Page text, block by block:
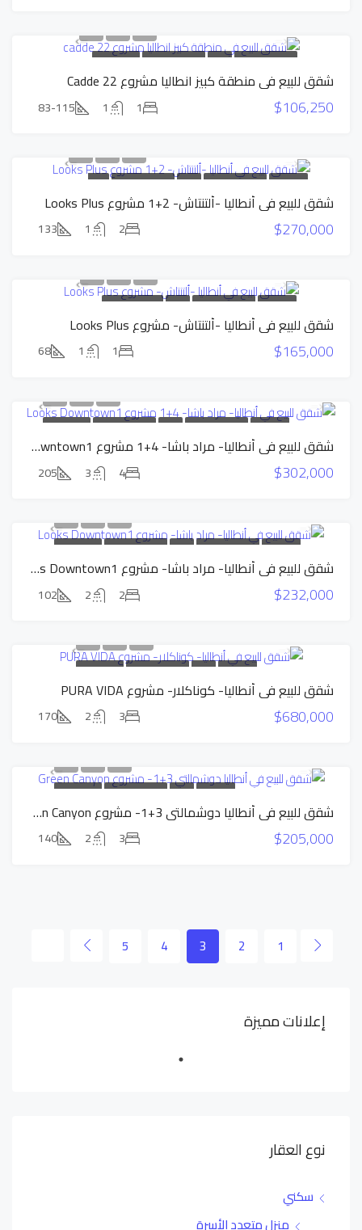
شقق بالتقسيط للبيع شقق بالتقسيط
عرض حصري
عرض قوي
شقق للبيع في منطقة كبيز انطاليا مشروع Cadde 22
$106,250
1
1
83-115
بناء جديد شقق بالتقسيط للبيع شقق بالتقسيط
عرض
حصري
شقق للبيع في أنطاليا -ألتنتاش- 2+1 مشروع Looks Plus
$270,000
2
1
133
بناء جديد شقق بالتقسيط للبيع
شقق بالتقسيط
عرض حصري
شقق للبيع في أنطاليا -ألتنتاش- مشروع Looks Plus
$165,000
1
1
68
بناء جديد شقق بالتقسيط للبيع شقق بالتقسيط عرض حصري
شقق للبيع في أنطاليا- مراد باشا- 4+1 مشروع Looks Downtown1
$302,000
4
3
205
بناء جديد شقق بالتقسيط للبيع شقق بالتقسيط عرض حصري
شقق للبيع في أنطاليا- مراد باشا- مشروع Looks Downtown1
$232,000
2
2
102
بناء جديد للبيع شقق بالتقسيط عرض حصري
شقق للبيع في أنطاليا- كوناكلار- مشروع PURA VIDA
$680,000
3
2
170
بناء جديد للبيع شقق بالتقسيط عرض حصري
شقق للبيع في أنطاليا دوشمالتي 3+1- مشروع Green Canyon
$205,000
3
2
140
1
2
3
4
5
إعلانات مميزة
نوع العقار
سكني
منزل متعدد الأسرة